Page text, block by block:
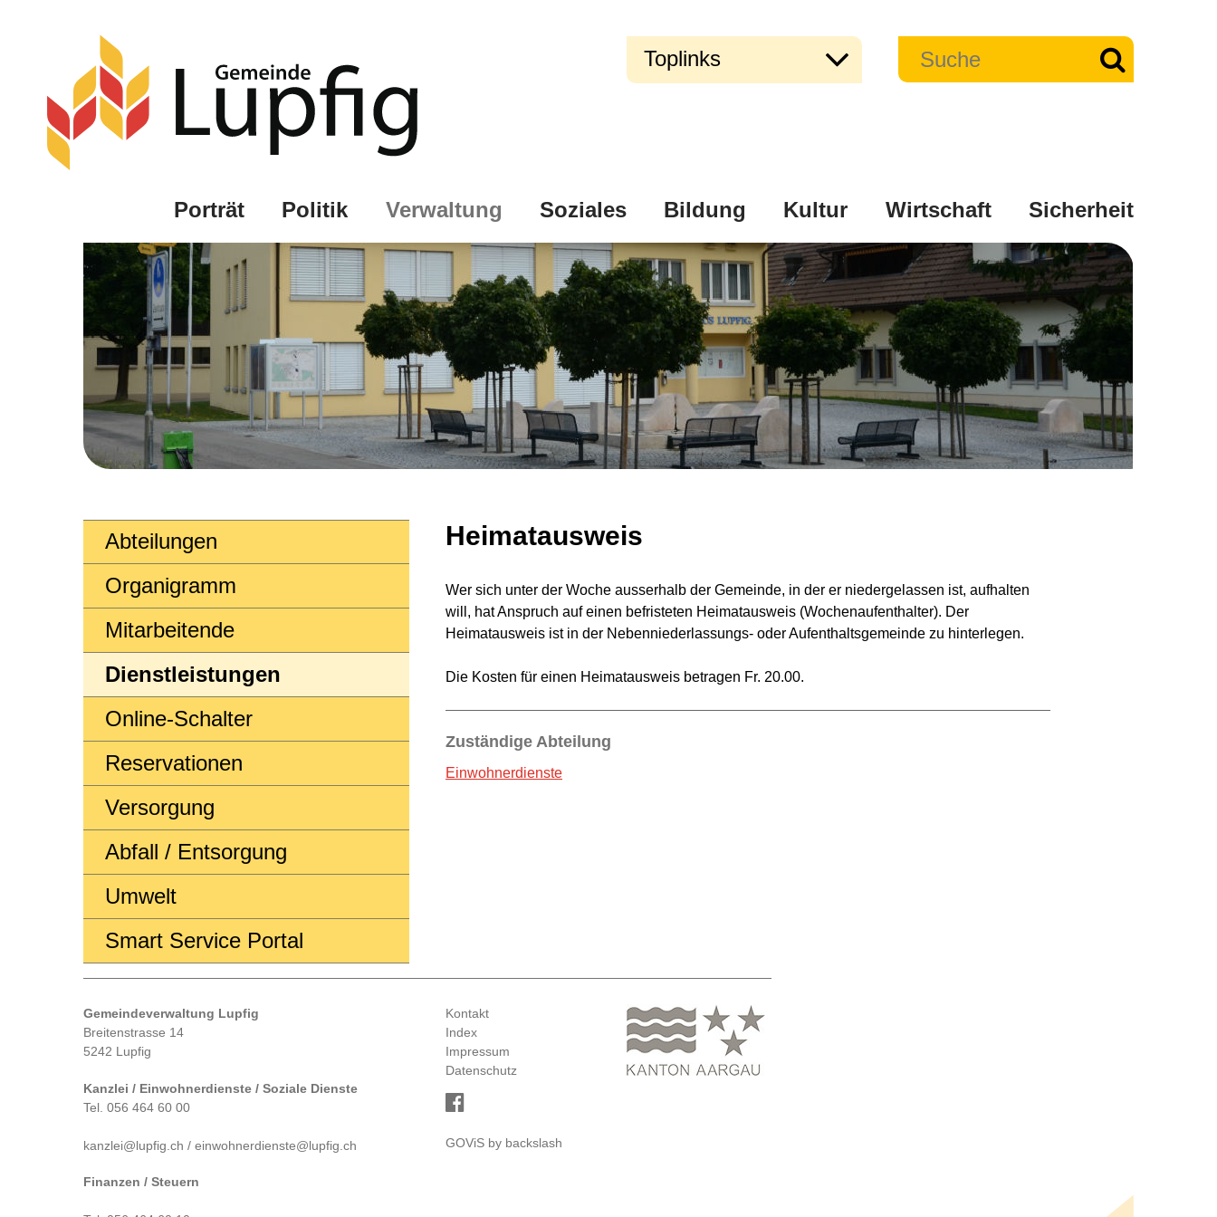
Toplinks
Porträt Politik Verwaltung Soziales Bildung Kultur Wirtschaft Sicherheit
Abteilungen
Organigramm
Mitarbeitende
Dienstleistungen
Online-Schalter
Reservationen
Versorgung
Abfall / Entsorgung
Umwelt
Smart Service Portal
Heimatausweis
Wer sich unter der Woche ausserhalb der Gemeinde, in der er niedergelassen ist, aufhalten
will, hat Anspruch auf einen befristeten Heimatausweis (Wochenaufenthalter). Der
Heimatausweis ist in der Nebenniederlassungs- oder Aufenthaltsgemeinde zu hinterlegen.
Die Kosten für einen Heimatausweis betragen Fr. 20.00.
Zuständige Abteilung
Einwohnerdienste
Gemeindeverwaltung Lupfig
Breitenstrasse 14
5242 Lupfig
Kanzlei / Einwohnerdienste / Soziale Dienste
Tel. 056 464 60 00
kanzlei@lupfig.ch / einwohnerdienste@lupfig.ch
Finanzen / Steuern
Kontakt
Index
Impressum
Datenschutz
GOViS by backslash